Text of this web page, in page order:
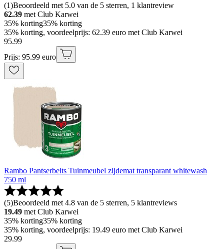
(1)Beoordeeld met 5.0 van de 5 sterren, 1 klantreview
62.39 met Club Karwei
35% korting35% korting
35% korting, voordeelprijs: 62.39 euro met Club Karwei
95.99
Prijs: 95.99 euro
Rambo Pantserbeits Tuinmeubel zijdemat transparant whitewash
750 ml
(5)Beoordeeld met 4.8 van de 5 sterren, 5 klantreviews
19.49 met Club Karwei
35% korting35% korting
35% korting, voordeelprijs: 19.49 euro met Club Karwei
29.99